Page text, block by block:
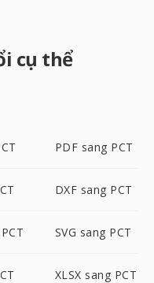
cụ thể
PDF sang PCT
DXF sang PCT
SVG sang PCT
XLSX sang PCT